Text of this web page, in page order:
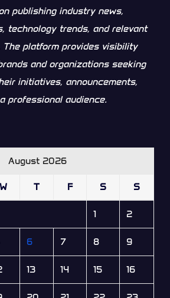
publishing industry news,
technology trends, and relevant
platform provides visibility
and organizations seeking
initiatives, announcements,
professional audience.
August 2026
W T F S S
1 2
6 7 8 9
13 14 15 16